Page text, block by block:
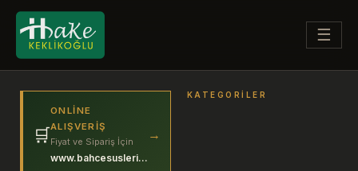
☰
🛒
ONLINE
ALIŞVERIŞ
Fiyat ve Sipariş İçin
www.bahcesuslerim.com
→
KATEGORILER